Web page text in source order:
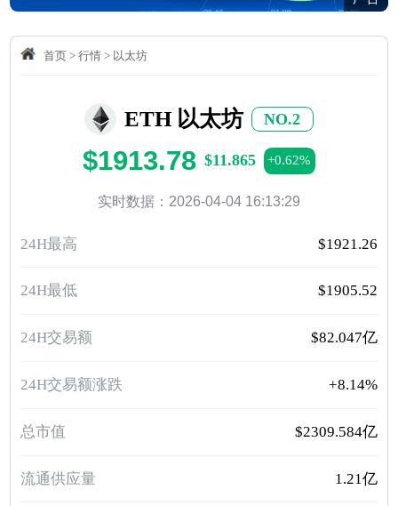
首页> 行情> 以太坊
ETH 以太坊 NO.2
$1913.78 $11.865 +0.62%
实时数据：2026-04-04 16:13:29
24H最高 $1921.26
24H最低 $1905.52
24H交易额 $82.047亿
24H交易额涨跌 +8.14%
总市值 $2309.584亿
流通供应量 1.21亿